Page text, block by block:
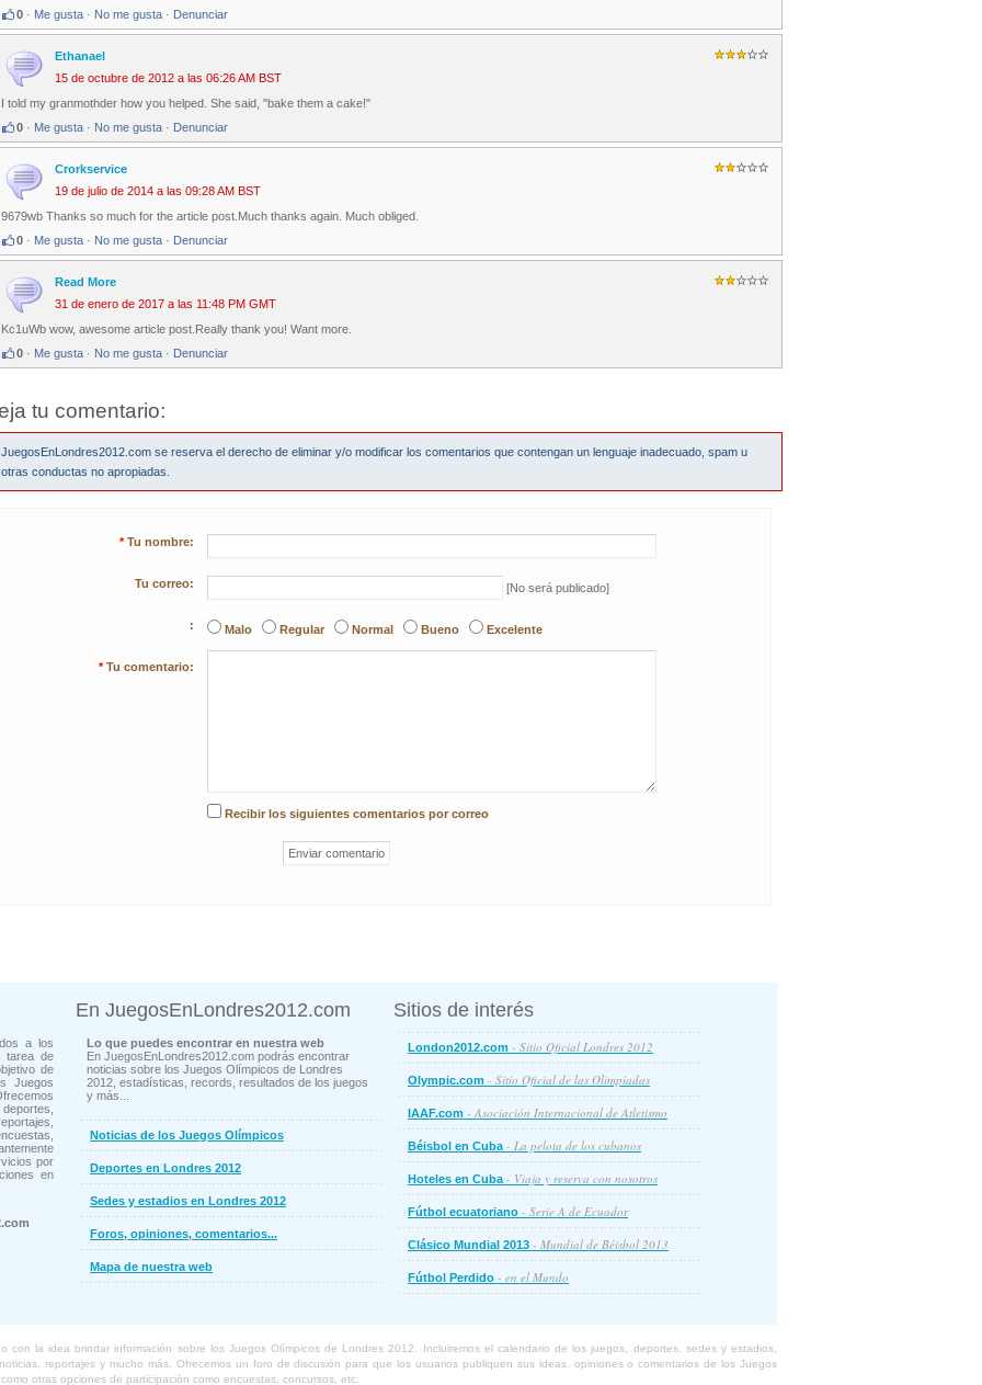
0 · Me gusta · No me gusta · Denunciar
Ethanael
15 de octubre de 2012 a las 06:26 AM BST
I told my granmothder how you helped. She said, "bake them a cake!"
0 · Me gusta · No me gusta · Denunciar
Crorkservice
19 de julio de 2014 a las 09:28 AM BST
9679wb Thanks so much for the article post.Much thanks again. Much obliged.
0 · Me gusta · No me gusta · Denunciar
Read More
31 de enero de 2017 a las 11:48 PM GMT
Kc1uWb wow, awesome article post.Really thank you! Want more.
0 · Me gusta · No me gusta · Denunciar
tu comentario:
JuegosEnLondres2012.com se reserva el derecho de eliminar y/o modificar los comentarios que contengan un lenguaje inadecuado, spam u
otras conductas no apropiadas.
* Tu nombre:
Tu correo: [No será publicado]
: Malo Regular Normal Bueno Excelente
* Tu comentario:
Recibir los siguientes comentarios por correo
a los
tarea de
de
Juegos
por
en
En JuegosEnLondres2012.com
Lo que puedes encontrar en nuestra web
En JuegosEnLondres2012.com podrás encontrar
noticias sobre los Juegos Olímpicos de Londres
2012, estadísticas, records, resultados de los juegos
y más...
Noticias de los Juegos Olímpicos
Deportes en Londres 2012
Sedes y estadios en Londres 2012
Foros, opiniones, comentarios...
Mapa de nuestra web
Sitios de interés
London2012.com - Sitio Oficial Londres 2012
Olympic.com - Sitio Oficial de las Olimpiadas
IAAF.com - Asociación Internacional de Atletismo
Béisbol en Cuba- La pelota de los cubanos
Hoteles en Cuba- Viaja y reserva con nosotros
Fútbol ecuatoriano - Serie A de Ecuador
Clásico Mundial 2013 - Mundial de Béisbol 2013
Fútbol Perdido - en el Mundo
con la idea brindar información sobre los Juegos Olímpicos de Londres 2012. Incluiremos el calendario de los juegos, deportes, sedes y estadios,
reportajes y mucho más. Ofrecemos un foro de discusión para que los usuarios publiquen sus ideas, opiniones o comentarios de los Juegos
otras opciones de participación como encuestas, concursos, etc.